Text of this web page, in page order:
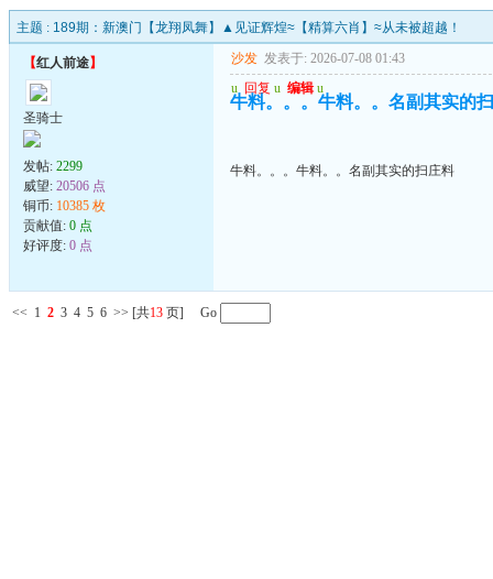
主题 : 189期：新澳门【龙翔凤舞】▲见证辉煌≈【精算六肖】≈从未被超越！
【红人前途】
圣骑士
发帖: 2299
威望: 20506 点
铜币: 10385 枚
贡献值: 0 点
好评度: 0 点
沙发 发表于: 2026-07-08 01:43
u 回复 u 编辑 u
牛料。。。牛料。。名副其实的
牛料。。。牛料。。名副其实的扫庄料
<< 1 2 3 4 5 6 >> [共13 页] Go